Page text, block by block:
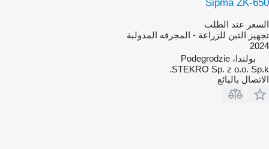
Sipma ZK-650
السعر عند الطلب
تجهيز التبن للزراعة - المجرفه المدولبة
2024
بولندا، Podegrodzie
STEKRO Sp. z o.o. Sp.k.
الاتصال بالبائع